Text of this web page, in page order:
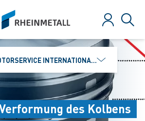
Anmelden
INTERNATIONAL GMBH
des Kolbens